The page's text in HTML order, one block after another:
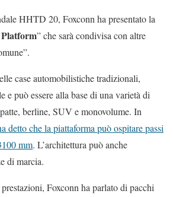
HHTD 20, Foxconn ha presentato la
” che sarà condivisa con altre
case automobilistiche tradizionali,
e può essere alla base di una varietà di
berline, SUV e monovolume. In
detto che la piattaforma può ospitare passi
mm. L’architettura può anche
di marcia.
Foxconn ha parlato di pacchi